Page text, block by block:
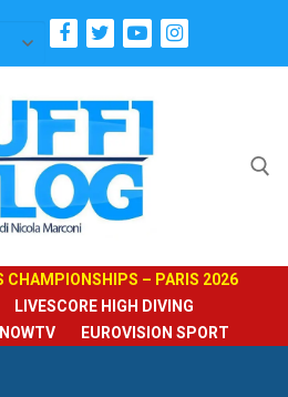
CHAMPIONSHIPS – PARIS 2026
LIVESCORE HIGH DIVING
NOWTV EUROVISION SPORT